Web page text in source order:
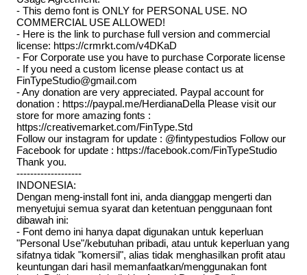
- This demo font is ONLY for PERSONAL USE. NO
COMMERCIAL USE ALLOWED!
- Here is the link to purchase full version and commercial
license: https://crmrkt.com/v4DKaD
- For Corporate use you have to purchase Corporate license
- If you need a custom license please contact us at
FinTypeStudio@gmail.com
- Any donation are very appreciated. Paypal account for
donation : https://paypal.me/HerdianaDella Please visit our
store for more amazing fonts :
https://creativemarket.com/FinType.Std
Follow our instagram for update : @fintypestudios Follow our
Facebook for update : https://facebook.com/FinTypeStudio
Thank you.
-------------------
INDONESIA:
Dengan meng-install font ini, anda dianggap mengerti dan
menyetujui semua syarat dan ketentuan penggunaan font
dibawah ini:
- Font demo ini hanya dapat digunakan untuk keperluan
"Personal Use"/kebutuhan pribadi, atau untuk keperluan yang
sifatnya tidak "komersil", alias tidak menghasilkan profit atau
keuntungan dari hasil memanfaatkan/menggunakan font